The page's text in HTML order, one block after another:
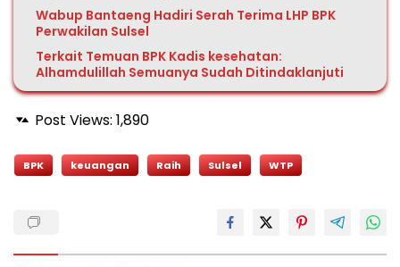
Wabup Bantaeng Hadiri Serah Terima LHP BPK
Perwakilan Sulsel
Terkait Temuan BPK Kadis kesehatan:
Alhamdulillah Semuanya Sudah Ditindaklanjuti
Post Views: 1,890
BPK keuangan Raih Sulsel WTP